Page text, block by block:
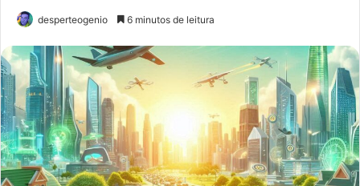
desperteogenio 6 minutos de leitura